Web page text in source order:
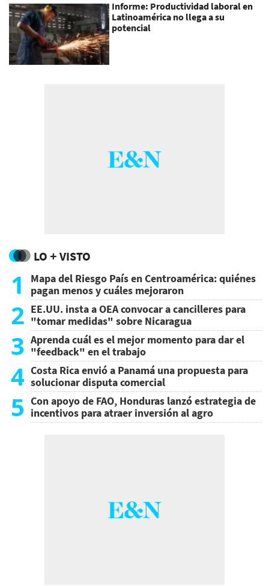
Informe: Productividad laboral en
Latinoamérica no llega a su
potencial
LO + VISTO
1
Mapa del Riesgo País en Centroamérica: quiénes
pagan menos y cuáles mejoraron
2 EE.UU. insta a OEA convocar a cancilleres para
"tomar medidas" sobre Nicaragua
3 Aprenda cuál es el mejor momento para dar el
"feedback" en el trabajo
4 Costa Rica envió a Panamá una propuesta para
solucionar disputa comercial
5 Con apoyo de FAO, Honduras lanzó estrategia de
incentivos para atraer inversión al agro